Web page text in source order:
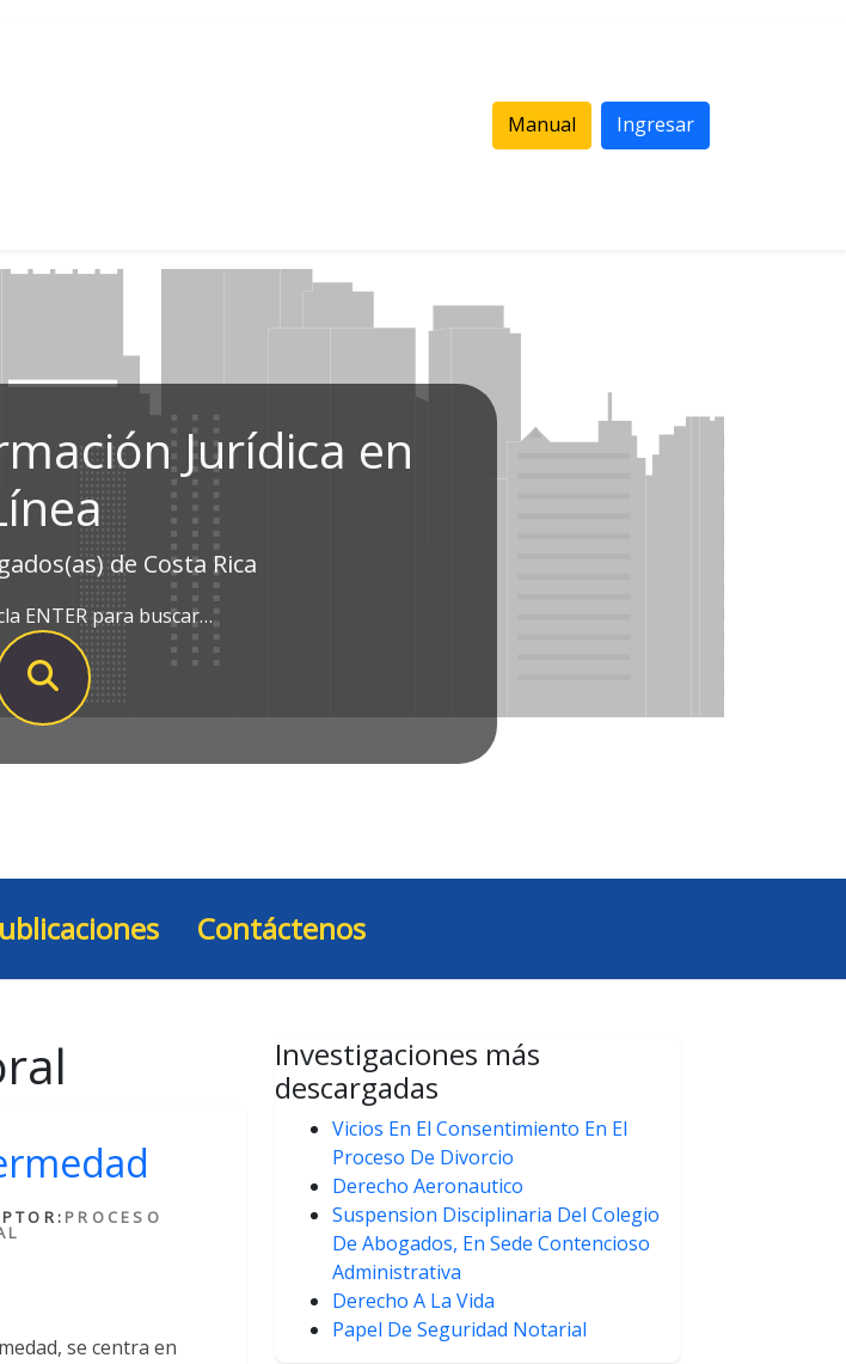
Manual Ingresar
Jurídica en
de Costa Rica
ENTER para buscar…
Contáctenos
PROCESO
se centra en
Investigaciones más
descargadas
Vicios En El Consentimiento En El
Proceso De Divorcio
Derecho Aeronautico
Suspension Disciplinaria Del Colegio
De Abogados, En Sede Contencioso
Administrativa
Derecho A La Vida
Papel De Seguridad Notarial